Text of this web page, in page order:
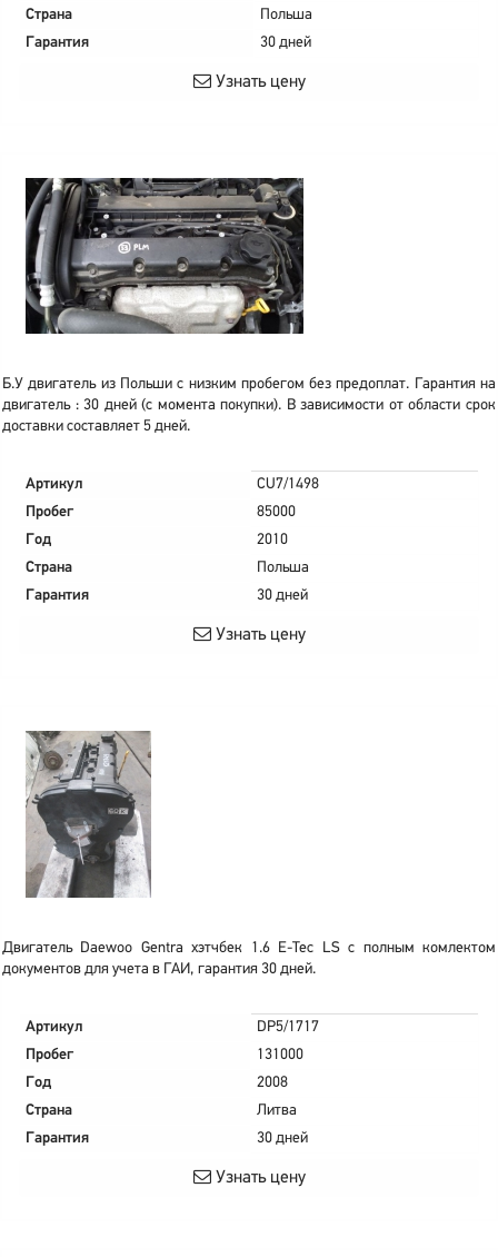
Страна
Польша
Гарантия
30 дней
Узнать цену
Б.У двигатель из Польши с низким пробегом без предоплат. Гарантия на
двигатель : 30 дней (с момента покупки). В зависимости от области срок
доставки составляет 5 дней.
Артикул
CU7/1498
Пробег
85000
Год
2010
Страна
Польша
Гарантия
30 дней
Узнать цену
Двигатель Daewoo Gentra хэтчбек 1.6 E-Tec LS с полным комлектом
документов для учета в ГАИ, гарантия 30 дней.
Артикул
DP5/1717
Пробег
131000
Год
2008
Страна
Литва
Гарантия
30 дней
Узнать цену